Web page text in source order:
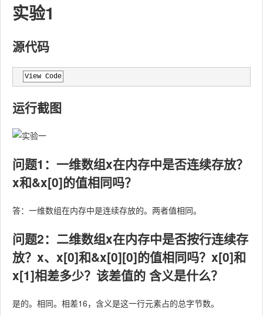
实验1
源代码
View Code
运行截图
问题1：一维数组x在内存中是否连续存放？
x和&x[0]的值相同吗？
答：一维数组在内存中是连续存放的。两者值相同。
问题2：二维数组x在内存中是否按行连续存
放？x、x[0]和&x[0][0]的值相同吗？x[0]和
x[1]相差多少？该差值的 含义是什么？
是的。相同。相差16，含义是这一行元素占的总字节数。